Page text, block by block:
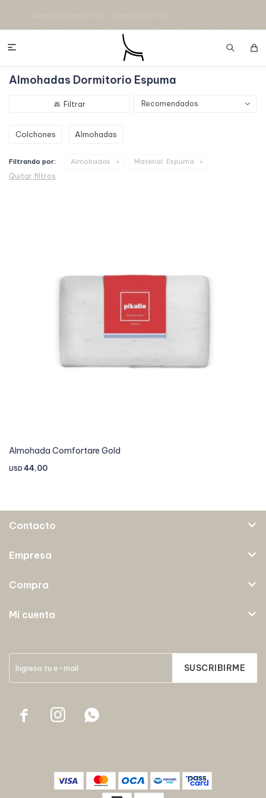

Almohadas Dormitorio Espuma
Recomendados
Colchones Almohadas
Filtrando por: Almohadas Material: Espuma
Quitar filtros
Almohada Comfortare Gold
USD 44,00
SUSCRIBIRME
  
Contacto
Empresa
Compra
Mi cuenta